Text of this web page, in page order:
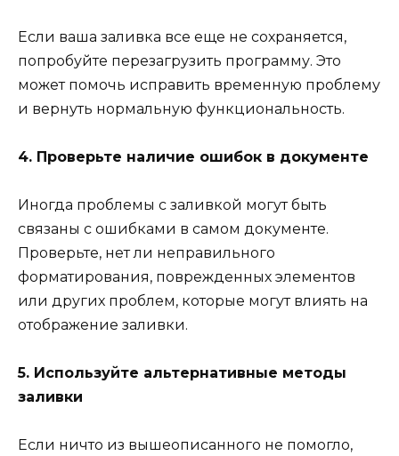
Если ваша заливка все еще не сохраняется,
попробуйте перезагрузить программу. Это
может помочь исправить временную проблему
и вернуть нормальную функциональность.
4. Проверьте наличие ошибок в документе
Иногда проблемы с заливкой могут быть
связаны с ошибками в самом документе.
Проверьте, нет ли неправильного
форматирования, поврежденных элементов
или других проблем, которые могут влиять на
отображение заливки.
5. Используйте альтернативные методы
заливки
Если ничто из вышеописанного не помогло,